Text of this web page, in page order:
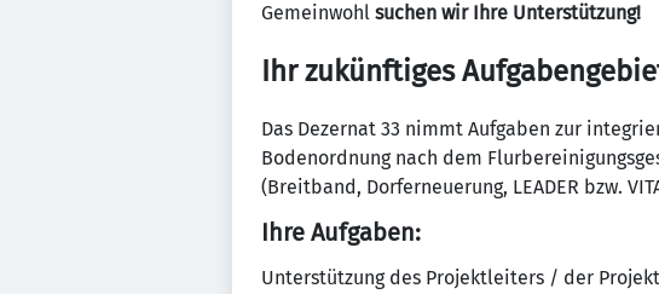
Gemeinwohl suchen wir Ihre Unterstützung!
Ihr zukünftiges
Das Dezernat 33 nimmt Aufgaben zur
Bodenordnung nach dem
(Breitband, Dorferneuerung, LEADER bzw.
Ihre Aufgaben:
Unterstützung des Projektleiters / der